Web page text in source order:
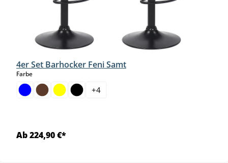
4er Set Barhocker Feni Samt
Farbeauswählen
+4
Ab 224,90 €*